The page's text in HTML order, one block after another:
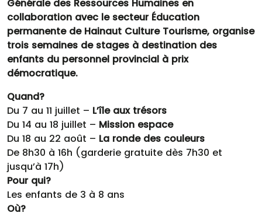
Générale des Ressources Humaines en
collaboration avec le secteur Éducation
permanente de Hainaut Culture Tourisme, organise
trois semaines de stages à destination des
enfants du personnel provincial à prix
démocratique.
Quand?
Du 7 au 11 juillet – L’île aux trésors
Du 14 au 18 juillet – Mission espace
Du 18 au 22 août – La ronde des couleurs
De 8h30 à 16h (garderie gratuite dès 7h30 et
jusqu’à 17h)
Pour qui?
Les enfants de 3 à 8 ans
Où?